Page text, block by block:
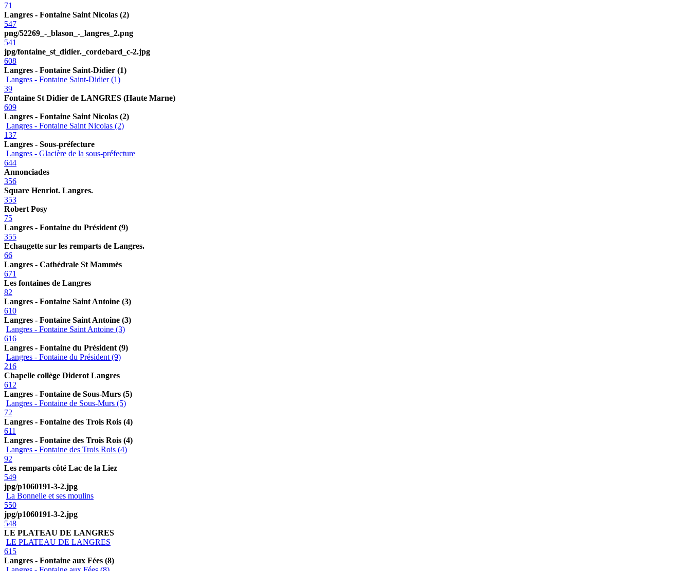
71
Langres - Fontaine Saint Nicolas (2)
547
png/52269_-_blason_-_langres_2.png
541
jpg/fontaine_st_didier._cordebard_c-2.jpg
608
Langres - Fontaine Saint-Didier (1)
Langres - Fontaine Saint-Didier (1)
39
Fontaine St Didier de LANGRES (Haute Marne)
609
Langres - Fontaine Saint Nicolas (2)
Langres - Fontaine Saint Nicolas (2)
137
Langres - Sous-préfecture
Langres - Glacière de la sous-préfecture
644
Annonciades
356
Square Henriot. Langres.
353
Robert Posy
75
Langres - Fontaine du Président (9)
355
Echaugette sur les remparts de Langres.
66
Langres - Cathédrale St Mammès
671
Les fontaines de Langres
82
Langres - Fontaine Saint Antoine (3)
610
Langres - Fontaine Saint Antoine (3)
Langres - Fontaine Saint Antoine (3)
616
Langres - Fontaine du Président (9)
Langres - Fontaine du Président (9)
216
Chapelle collège Diderot Langres
612
Langres - Fontaine de Sous-Murs (5)
Langres - Fontaine de Sous-Murs (5)
72
Langres - Fontaine des Trois Rois (4)
611
Langres - Fontaine des Trois Rois (4)
Langres - Fontaine des Trois Rois (4)
92
Les remparts côté Lac de la Liez
549
jpg/p1060191-3-2.jpg
La Bonnelle et ses moulins
550
jpg/p1060191-3-2.jpg
548
LE PLATEAU DE LANGRES
LE PLATEAU DE LANGRES
615
Langres - Fontaine aux Fées (8)